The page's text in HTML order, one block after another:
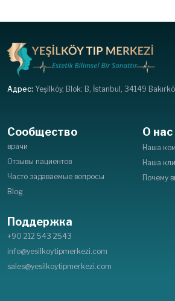
Адрес: Yeşilköy, Blok: B, İstanbul, 34149
Сообщество
врачи
Отзывы пациентов
Часто задаваемые вопросы
Blog
О нас
Наша
Наша
Почему
Поддержка
+90 212 543 2543
info@yesilkoytipmerkezi.com
sales@yesilkoytipmerkezi.com